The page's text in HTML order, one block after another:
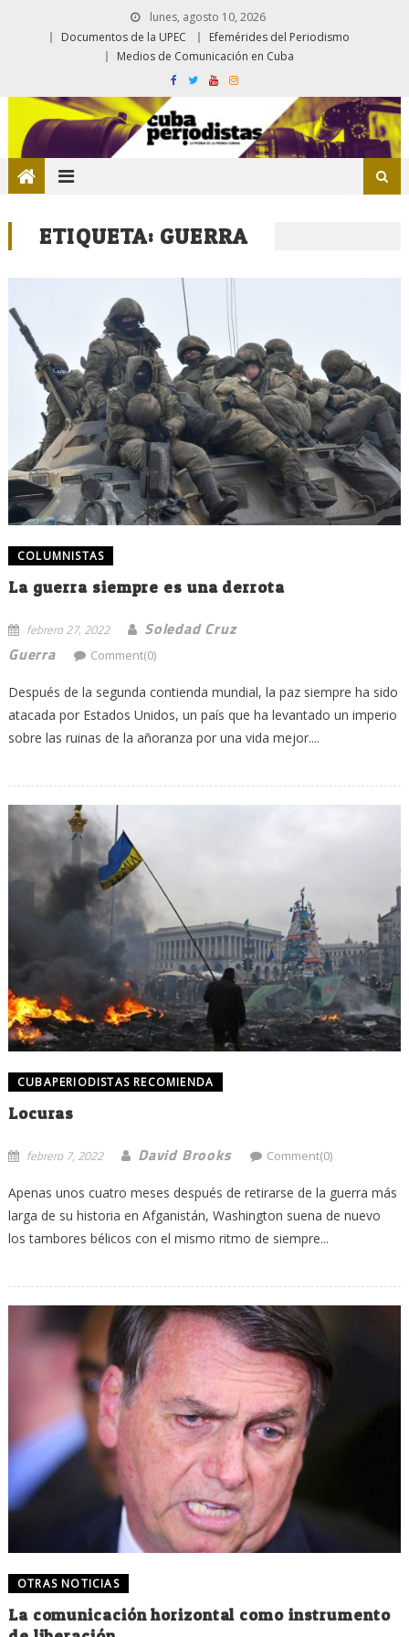
lunes, agosto 10, 2026
Documentos de la UPEC
Efemérides del Periodismo
Medios de Comunicación en Cuba
ETIQUETA: GUERRA
COLUMNISTAS
La guerra siempre es una derrota
febrero 27, 2022
Soledad Cruz
Guerra
Comment(0)
Después de la segunda contienda mundial, la paz siempre ha sido
atacada por Estados Unidos, un país que ha levantado un imperio
sobre las ruinas de la añoranza por una vida mejor....
CUBAPERIODISTAS RECOMIENDA
Locuras
febrero 7, 2022 David Brooks Comment(0)
Apenas unos cuatro meses después de retirarse de la guerra más
larga de su historia en Afganistán, Washington suena de nuevo
los tambores bélicos con el mismo ritmo de siempre...
OTRAS NOTICIAS
La comunicación horizontal como instrumento